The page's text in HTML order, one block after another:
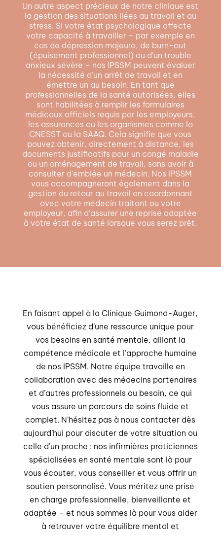
Un autre aspect précieux de notre clinique est
la gestion des situations liées au travail et au
stress. Si votre état psychologique affecte
votre capacité à travailler – par exemple en
cas de dépression majeure, de burn-out
(épuisement professionnel) ou d’un trouble
anxieux sévère – nos IPSSM peuvent évaluer
la nécessité d’un arrêt de travail et en
émettre un au besoin. En tant que
professionnelles de la santé autorisées, elles
sont habilitées à remplir les formulaires
médicaux officiels requis par les employeurs,
les assurances ou les organismes comme la
CNESST ou la SAAQ. Cela signifie que vous
pouvez obtenir, directement à distance, les
documents justificatifs pour un congé maladie
ou un aménagement de travail, sans avoir à
consulter d’emblée un médecin. Nos IPSSM
vous accompagneront également dans la
gestion du retour au travail en coordonnant
avec votre médecin traitant ou votre
employeur, afin d’assurer une reprise adaptée
à votre état de santé lorsque vous serez prêt.
En faisant appel à la Clinique Guimond-Auger,
vous bénéficiez d’une ressource unique pour
vos besoins en santé mentale, alliant la
compétence médicale et l’approche humaine
de nos IPSSM. Notre équipe travaille en
collaboration avec des médecins partenaires
et d’autres professionnels au besoin, ce qui
vous assure un parcours de soins fluide et
complet. N’hésitez pas à nous contacter dès
aujourd’hui pour discuter de votre situation ou
celle d’un proche : nos infirmières praticiennes
spécialisées en santé mentale sont là pour
vous écouter, vous conseiller et vous offrir un
soutien personnalisé. Vous méritez une prise
en charge professionnelle, bienveillante et
adaptée – et nous sommes là pour vous aider
à retrouver votre équilibre mental et